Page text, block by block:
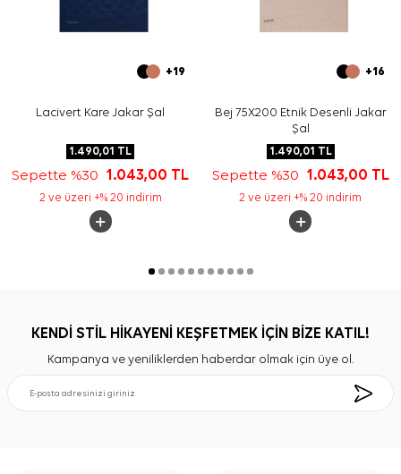
+19
Lacivert Kare Jakar Şal
1.490,01 TL
Sepette %30 1.043,00 TL
2 ve üzeri +% 20 indirim
+16
Bej 75X200 Etnik Desenli Jakar
Şal
1.490,01 TL
Sepette %30 1.043,00 TL
2 ve üzeri +% 20 indirim
KENDİ STİL HİKAYENİ KEŞFETMEK İÇİN BİZE KATIL!
Kampanya ve yeniliklerden haberdar olmak için üye ol.